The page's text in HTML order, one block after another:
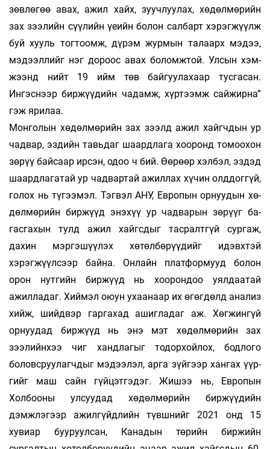
зөв­лөгөө авах, ажил хайх, зуучлуулах, хө­дөл­мөрийн
зах зээлийн сүү­­лийн үеийн болон салбарт хэ­рэг­жүүлж
буй хууль тогтоомж, дүрэм жур­мын та­лаарх мэдээ,
мэ­дээллийг нэг дороос авах бо­ломж­той. Улсын хэм­­
жээнд нийт 19 ийм төв бай­гуулахаар тус­га­сан.
Ингэснээр бир­жүүдийн ча­­дамж, хүр­тээмж сайжирна”
гэж ярилаа.
Монголын хөдөлмөрийн зах зээлд ажил хайгч­дын ур
чадвар, эздийн тавьдаг шаардлага хоо­ронд томоохон
зөрүү байсаар ирсэн, одоо ч бий. Өөрөөр хэлбэл, эздэд
шаардлагатай ур чад­вартай ажиллах хүчин олддоггүй,
голох нь тү­гээ­мэл. Тэгвэл АНУ, Европын орнуудын хө­
дөл­­­мөрийн биржүүд энэхүү ур чадварын зө­рүүг ба­
гасгахын тулд ажил хайгсдыг тасралтгүй сур­гаж,
дахин мэргэшүүлэх хөтөлбөрүүдийг идэвх­тэй
хэрэгжүүлсээр байна. Онлайн плат­фор­мууд бо­­лон
орон нутгийн биржүүд нь хоорон­доо уял­даа­тай
ажилладаг. Хиймэл оюун ухаанаар их өгөг­­дөлд анализ
хийж, шийд­вэр гаргахад ашиг­ла­­даг аж. Хөгжингүй
орнуудад биржүүд нь энэ мэт хөдөлмөрийн зах
зээлийнхээ чиг хандлагыг то­дор­хойлох, бодлого
боловс­руу­лагчдыг мэ­дээ­­­лэл, арга зүйгээр хан­гах үүр­
гийг маш сайн гүй­­­цэтгэдэг. Жишээ нь, Ев­ропын
Холбооны ул­суу­­­дад хөдөлмөрийн бир­жүү­дийн
дэмжлэгээр ажил­­­гүйдлийн түвшнийг 2021 онд 15
хувиар буу­руулсан, Канадын тө­рийн бир­жийн